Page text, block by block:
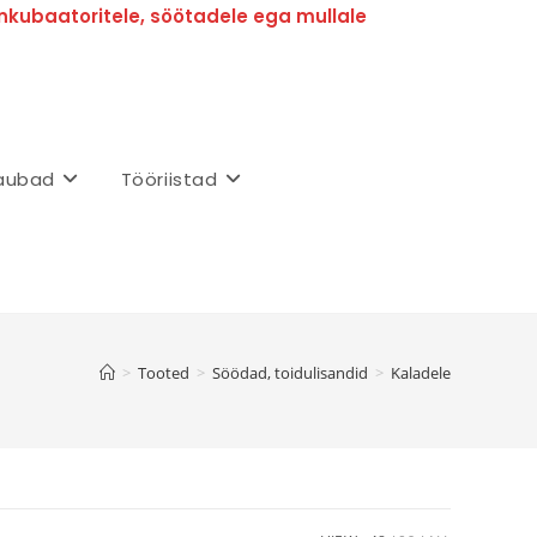
söötadele ega mullale
Tööriistad
> Tooted > Söödad, toidulisandid > Kaladele